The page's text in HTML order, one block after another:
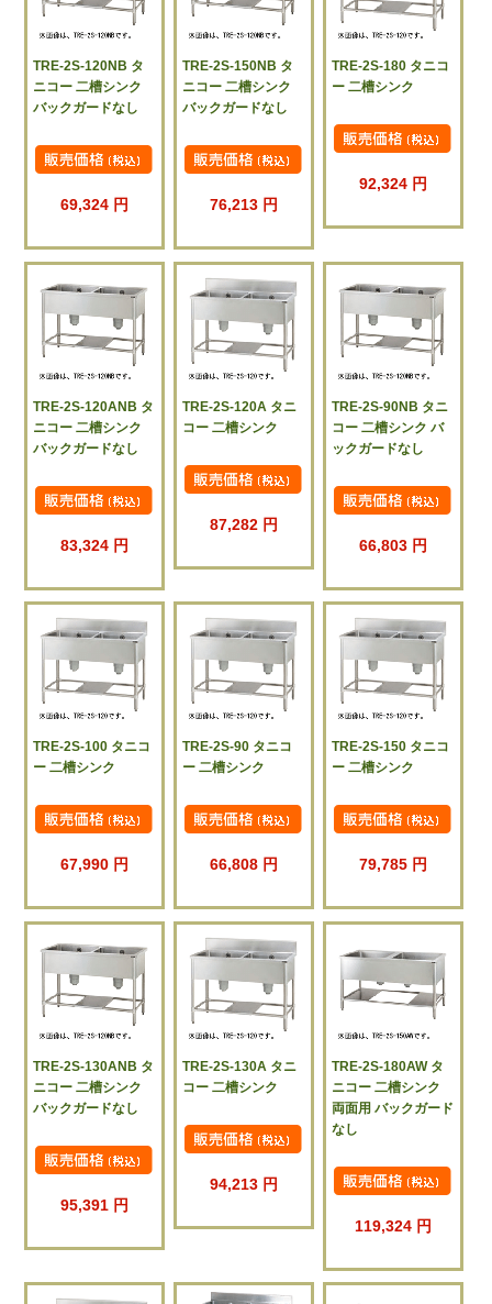
TRE-2S-120NB タ
ニコー 二槽シンク
バックガードなし
69,324 円
TRE-2S-150NB タ
ニコー 二槽シンク
バックガードなし
76,213 円
TRE-2S-180 タニコ
ー 二槽シンク
92,324 円
TRE-2S-120ANB タ
ニコー 二槽シンク
バックガードなし
83,324 円
TRE-2S-120A タニ
コー 二槽シンク
87,282 円
TRE-2S-90NB タニ
コー 二槽シンク バ
ックガードなし
66,803 円
TRE-2S-100 タニコ
ー 二槽シンク
67,990 円
TRE-2S-90 タニコ
ー 二槽シンク
66,808 円
TRE-2S-150 タニコ
ー 二槽シンク
79,785 円
TRE-2S-130ANB タ
ニコー 二槽シンク
バックガードなし
95,391 円
TRE-2S-130A タニ
コー 二槽シンク
94,213 円
TRE-2S-180AW タ
ニコー 二槽シンク
両面用 バックガード
なし
119,324 円